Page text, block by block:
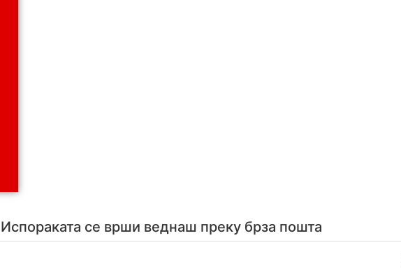
Испораката се врши веднаш преку брза пошта